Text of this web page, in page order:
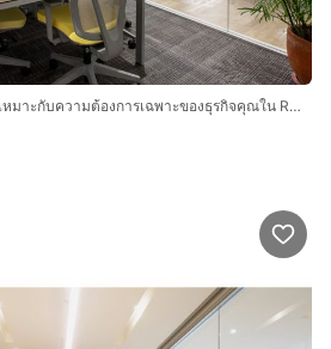
พื้นที่ออฟฟิศส่วนตัวที่ปรับให้เหมาะกับความต้องการเฉพาะของธุรกิจคุณใน Regus Icon Park